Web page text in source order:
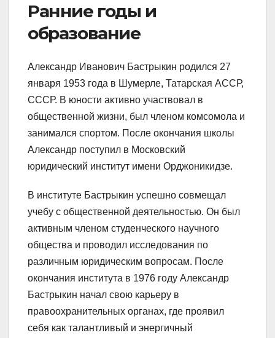
Ранние годы и
образование
Александр Иванович Бастрыкин родился 27
января 1953 года в Шумерле, Татарская АССР,
СССР. В юности активно участвовал в
общественной жизни, был членом комсомола и
занимался спортом. После окончания школы
Александр поступил в Московский
юридический институт имени Орджоникидзе.
В институте Бастрыкин успешно совмещал
учебу с общественной деятельностью. Он был
активным членом студенческого научного
общества и проводил исследования по
различным юридическим вопросам. После
окончания института в 1976 году Александр
Бастрыкин начал свою карьеру в
правоохранительных органах, где проявил
себя как талантливый и энергичный